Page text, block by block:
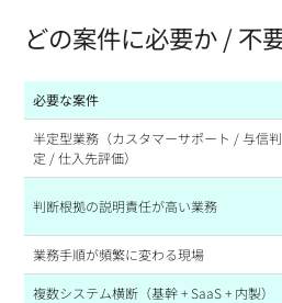
どの案件に必要か / 不
必要な案件
半定型業務（カスタマーサポート / 与信判
定 / 仕入先評価）
判断根拠の説明責任が高い業務
業務手順が頻繁に変わる現場
複数システム横断（基幹 + SaaS + 内製）